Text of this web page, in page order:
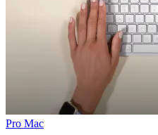
Pro Mac